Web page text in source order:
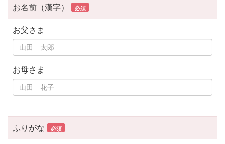
お名前（漢字） 必須
お父さま
お母さま
ふりがな 必須